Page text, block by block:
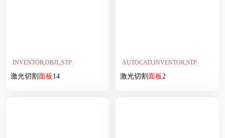
INVENTOR,OBJL,STP
激光切割面板14
AUTOCAD,INVENTOR,STP
激光切割面板2